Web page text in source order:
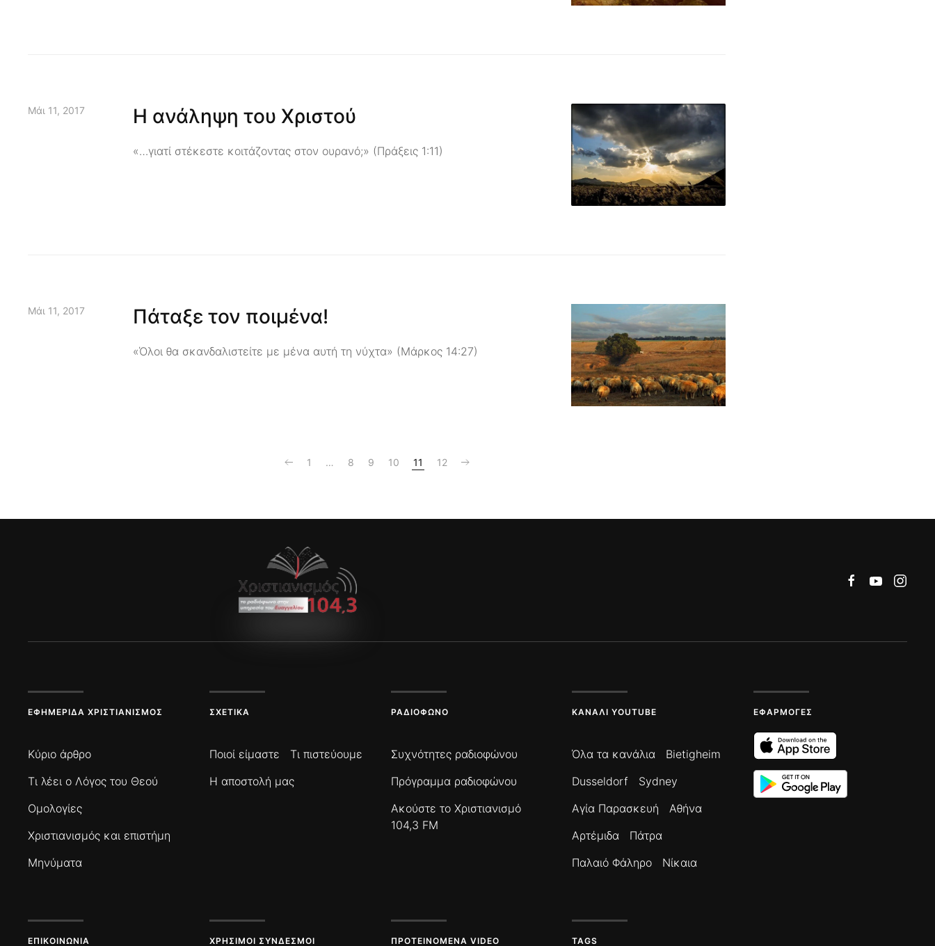
Μάι 11, 2017 Η ανάληψη του Χριστού
«…γιατί στέκεστε κοιτάζοντας στον ουρανό;» (Πράξεις 1:11)
Μάι 11, 2017 Πάταξε τον ποιμένα!
«Όλοι θα σκανδαλιστείτε με μένα αυτή τη νύχτα» (Μάρκος 14:27)
1 … 8 9 10 11 12
ΕΦΗΜΕΡΊΔΑ ΧΡΙΣΤΙΑΝΙΣΜΌΣ
Κύριο άρθρο
Τι λέει ο Λόγος του Θεού
Ομολογίες
Χριστιανισμός και επιστήμη
Μηνύματα
ΣΧΕΤΙΚΆ
Ποιοί είμαστε
Τι πιστεύουμε
Η αποστολή μας
ΡΑΔΙΌΦΩΝΟ
Συχνότητες ραδιοφώνου
Πρόγραμμα ραδιοφώνου
Ακούστε το Χριστιανισμό
104,3 FM
ΚΑΝΆΛΙ YOUTUBE
Όλα τα κανάλια
Bietigheim
Dusseldorf
Sydney
Αγία Παρασκευή
Αθήνα
Αρτέμιδα
Πάτρα
Παλαιό Φάληρο
Νίκαια
ΕΦΑΡΜΟΓΈΣ
ΕΠΙΚΟΙΝΩΝΊΑ ΧΡΉΣΙΜΟΙ ΣΎΝΔΕΣΜΟΙ ΠΡΟΤΕΙΝΌΜΕΝΑ VIDEO TAGS